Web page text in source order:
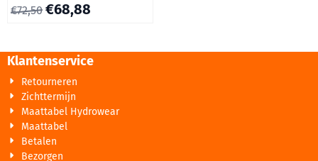
€72,50 €68,88
Klantenservice
Retourneren
Zichttermijn
Maattabel Hydrowear
Maattabel
Betalen
Bezorgen